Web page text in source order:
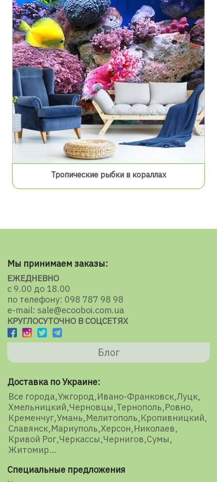
Тропические рыбки в кораллах
Мы принимаем заказы:
ЕЖЕДНЕВНО
с 9.00 до 18.00
по телефону: 098 787 98 98
e-mail: sale@ecooboi.com.ua
КРУГЛОСУТОЧНО В СОЦСЕТЯХ
Блог
Доставка по Украине:
Все города Ужгород Ивано-Франковск Луцк
Хмельницкий Черновцы Тернополь Ровно
Кременчуг Умань Мелитополь Кропивницкий
Славянск Мариуполь Херсон Николаев
Кривой Рог Черкассы Чернигов Сумы
Житомир
Специальные предложения